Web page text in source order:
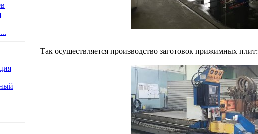
Так осуществляется производство заготовок прижимных плит: